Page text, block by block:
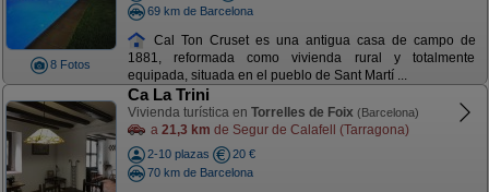
8 Fotos
69 km de Barcelona
Cal Ton Cruset es una antigua casa de campo de
1881, reformada como vivienda rural y totalmente
equipada, situada en el pueblo de Sant Martí ...
Ca La Trini
Vivienda turística en Torrelles de Foix (Barcelona)
a 21,3 km de Segur de Calafell (Tarragona)
2-10 plazas
20 €
70 km de Barcelona